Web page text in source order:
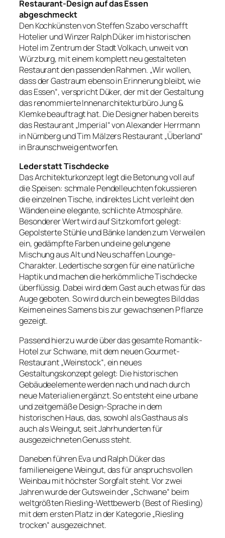
Restaurant-Design auf das Essen
abgeschmeckt
Den Kochkünsten von Steffen Szabo verschafft
Hotelier und Winzer Ralph Düker im historischen
Hotel im Zentrum der Stadt Volkach, unweit von
Würzburg, mit einem komplett neu gestalteten
Restaurant den passenden Rahmen. „Wir wollen,
dass der Gastraum ebenso in Erinnerung bleibt, wie
das Essen“, verspricht Düker, der mit der Gestaltung
das renommierte Innenarchitekturbüro Jung &
Klemke beauftragt hat. Die Designer haben bereits
das Restaurant „Imperial“ von Alexander Herrmann
in Nürnberg und Tim Mälzers Restaurant „Überland“
in Braunschweig entworfen.
Leder statt Tischdecke
Das Architekturkonzept legt die Betonung voll auf
die Speisen: schmale Pendelleuchten fokussieren
die einzelnen Tische, indirektes Licht verleiht den
Wänden eine elegante, schlichte Atmosphäre.
Besonderer Wert wird auf Sitzkomfort gelegt:
Gepolsterte Stühle und Bänke landen zum Verweilen
ein, gedämpfte Farben und eine gelungene
Mischung aus Alt und Neu schaffen Lounge-
Charakter. Ledertische sorgen für eine natürliche
Haptik und machen die herkömmliche Tischdecke
überflüssig. Dabei wird dem Gast auch etwas für das
Auge geboten. So wird durch ein bewegtes Bild das
Keimen eines Samens bis zur gewachsenen Pflanze
gezeigt.
Passend hierzu wurde über das gesamte Romantik-
Hotel zur Schwane, mit dem neuen Gourmet-
Restaurant „Weinstock“, ein neues
Gestaltungskonzept gelegt: Die historischen
Gebäudeelemente werden nach und nach durch
neue Materialien ergänzt. So entsteht eine urbane
und zeitgemäße Design-Sprache in dem
historischen Haus, das, sowohl als Gasthaus als
auch als Weingut, seit Jahrhunderten für
ausgezeichneten Genuss steht.
Daneben führen Eva und Ralph Düker das
familieneigene Weingut, das für anspruchsvollen
Weinbau mit höchster Sorgfalt steht. Vor zwei
Jahren wurde der Gutswein der „Schwane“ beim
weltgrößten Riesling-Wettbewerb (Best of Riesling)
mit dem ersten Platz in der Kategorie „Riesling
trocken“ ausgezeichnet.